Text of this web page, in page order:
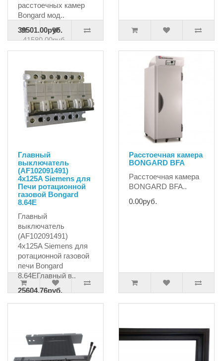
расстоечных камер
Bongard мод..
39501.00руб.
41580.00руб.
Главный
выключатель
(AF102091491)
4x125A Siemens для
Печи ротационной
газовой Bongard
8.64E
Главный
выключатель
(AF102091491)
4x125A Siemens для
ротационной газовой
печи Bongard
8.64EГлавный в..
25604.76руб.
Расстоечная камера
BONGARD BFA
Расстоечная камера
BONGARD BFA..
0.00руб.